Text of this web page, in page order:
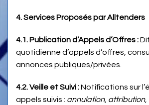
4. Services Proposés par Alltenders
4.1. Publication d’Appels d’Offres :
quotidienne d’appels d’offres,
annonces publiques/privées.
4.2. Veille et Suivi :Notifications sur
appels suivis : annulation, attribution,